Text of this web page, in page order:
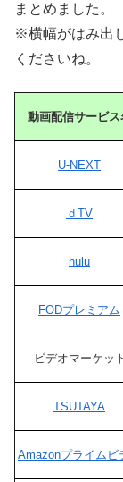
まとめました。
※横幅がはみ出
くださいね。
動画配信サービス
U-NEXT
ｄTV
hulu
FODプレミアム
ビデオマーケット
TSUTAYA
Amazonプライムビ